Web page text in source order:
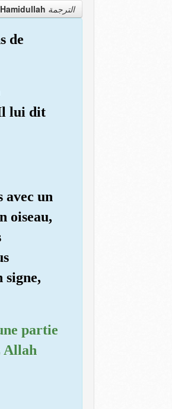
الترجمة Translation
de
lui dit
avec un
oiseau,
signe,
partie
Allah